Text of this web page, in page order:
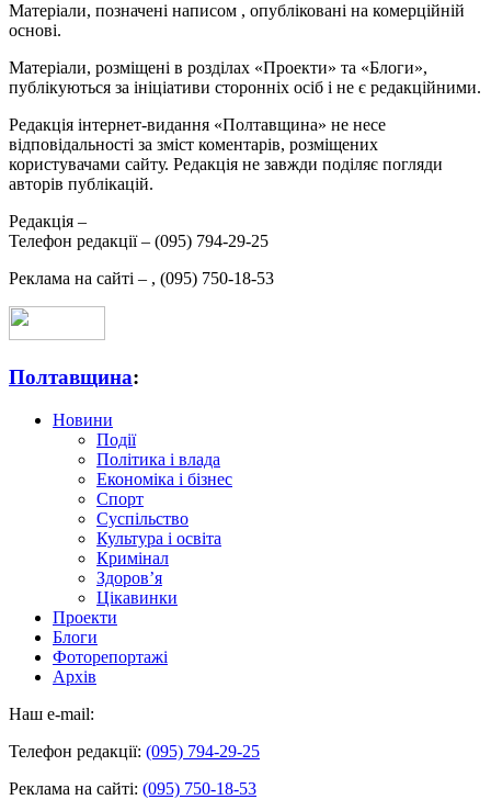
Матеріали, позначені написом , опубліковані на комерційній
основі.
Матеріали, розміщені в розділах «Проекти» та «Блоги»,
публікуються за ініціативи сторонніх осіб і не є редакційними.
Редакція інтернет-видання «Полтавщина» не несе
відповідальності за зміст коментарів, розміщених
користувачами сайту. Редакція не завжди поділяє погляди
авторів публікацій.
Редакція –
Телефон редакції – (095) 794-29-25
Реклама на сайті – , (095) 750-18-53
Полтавщина:
Новини
Події
Політика і влада
Економіка і бізнес
Спорт
Суспільство
Культура і освіта
Кримінал
Здоров’я
Цікавинки
Проекти
Блоги
Фоторепортажі
Архів
Наш e-mail:
Телефон редакції: (095) 794-29-25
Реклама на сайті: (095) 750-18-53